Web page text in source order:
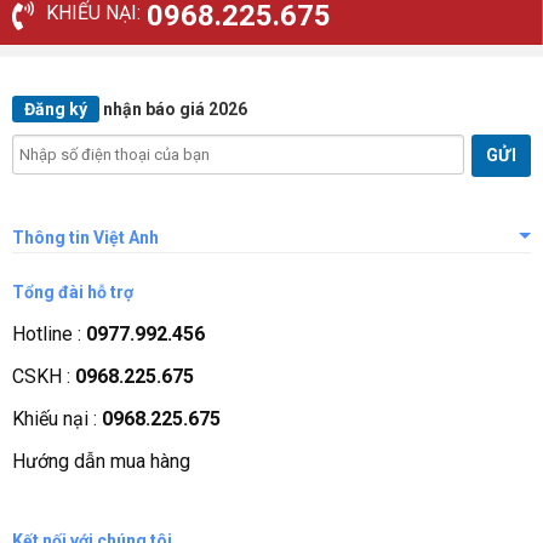
KHIẾU NẠI: 0968.225.675
Đăng ký nhận báo giá 2026
Thông tin Việt Anh
Giới thiệu công ty
Tầm nhìn sứ mệnh
Quá trình phát triển
Các chứng nhận
Liên hệ, góp ý
Tổng đài hỗ trợ
Hotline : 0977.992.456
CSKH : 0968.225.675
Khiếu nại : 0968.225.675
Hướng dẫn mua hàng